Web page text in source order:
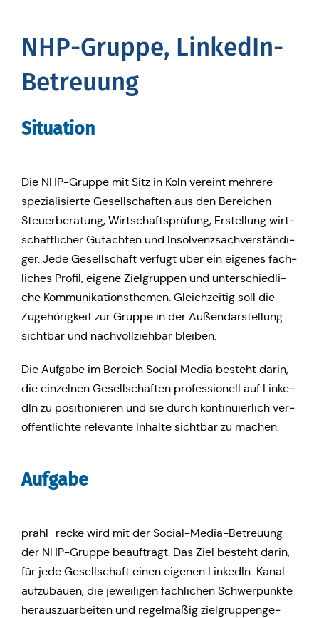
NHP-Gruppe, Lin­ke­dIn-
Betreu­ung
Situa­ti­on
Die NHP-Gruppe mit Sitz in Köln vereint mehrere
spe­zia­li­sier­te Gesell­schaf­ten aus den Berei­chen
Steu­er­be­ra­tung, Wirt­schafts­prü­fung, Erstel­lung wirt­
schaft­li­cher Gut­ach­ten und Insol­venz­sach­ver­stän­di­
ger. Jede Gesell­schaft verfügt über ein eigenes fach­
li­ches Profil, eigene Ziel­grup­pen und unter­schied­li­
che Kom­mu­ni­ka­ti­ons­the­men. Gleich­zei­tig soll die
Zuge­hö­rig­keit zur Gruppe in der Außen­dar­stel­lung
sicht­bar und nach­voll­zieh­bar bleiben.
Die Aufgabe im Bereich Social Media besteht darin,
die ein­zel­nen Gesell­schaf­ten pro­fes­sio­nell auf Lin­ke­
dIn zu posi­tio­nie­ren und sie durch kon­ti­nu­ier­lich ver­
öf­fent­lich­te rele­van­te Inhalte sicht­bar zu machen.
Aufgabe
prahl_recke wird mit der Social-Media-Betreu­ung
der NHP-Gruppe beauf­tragt. Das Ziel besteht darin,
für jede Gesell­schaft einen eigenen Lin­ke­dIn-Kanal
auf­zu­bau­en, die jewei­li­gen fach­li­chen Schwer­punk­te
her­aus­zu­ar­bei­ten und regel­mä­ßig ziel­grup­pen­ge­